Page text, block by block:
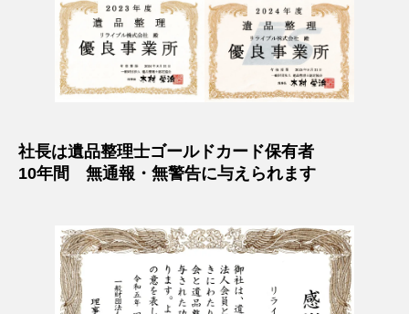
社長は遺品整理士ゴールドカード保有者
10年間 無通報・無警告に与えられます